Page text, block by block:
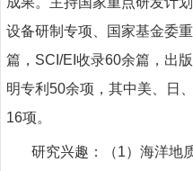
设备研制专项、国家基金委
篇， SCI/EI 收录60余篇，出
明专利 50余项 ，其中美、日
16项。
研究兴趣：（1）海洋地